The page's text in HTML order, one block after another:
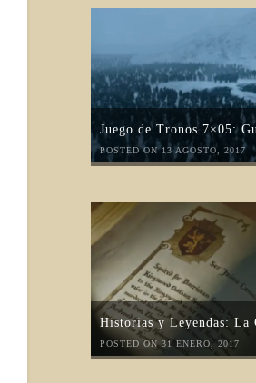
Juego de Tronos 7×05:
POSTED ON 13 AGOSTO, 2017
Historias y Leyendas: La
POSTED ON 31 ENERO, 2017